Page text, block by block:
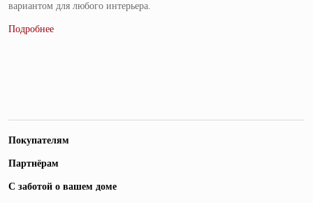
вариантом для любого интерьера.
Покупателям
Партнёрам
С заботой о вашем доме